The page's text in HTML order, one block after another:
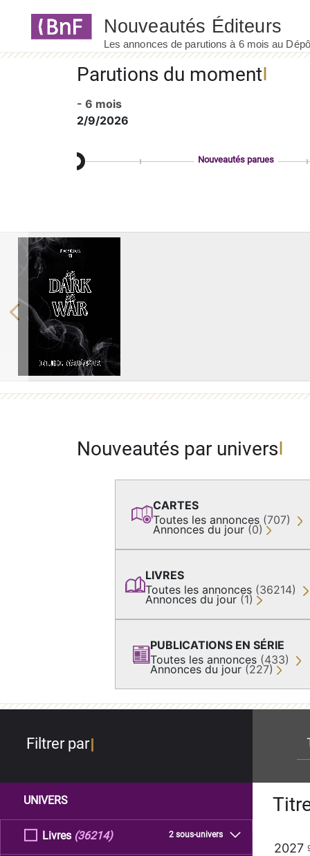
Parutions du moment
- 6 mois
2/9/2026
Nouveautés parues
Previous
Nouveautés par univers
CARTES
Toutes les annonces (707)
Annonces du jour (0)
LIVRES
Toutes les annonces (36214)
Annonces du jour (1)
PUBLICATIONS EN SÉRIE
Toutes les annonces (433)
Annonces du jour (227)
Filtrer par
UNIVERS
Livres 2 sous-univers
(36214)
2027